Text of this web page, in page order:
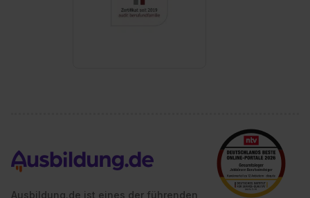
Ausbildung.de ist eines der führenden